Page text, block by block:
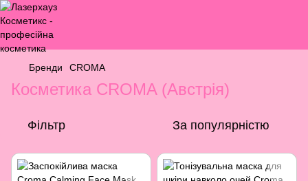
Бренди CROMA
Косметика CROMA (Австрія)
Фільтр За популярністю